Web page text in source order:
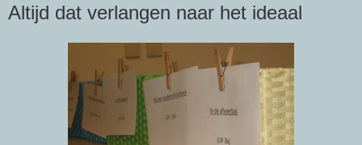
Altijd dat verlangen naar het ideaal